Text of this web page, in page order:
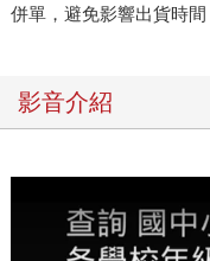
併單，避免影響出貨時間
影音介紹